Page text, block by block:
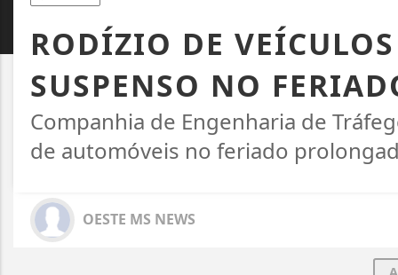
RODÍZIO DE
SUSPENSO NO
Companhia de Engenharia de
de automóveis no feriado
OESTE MS NEWS